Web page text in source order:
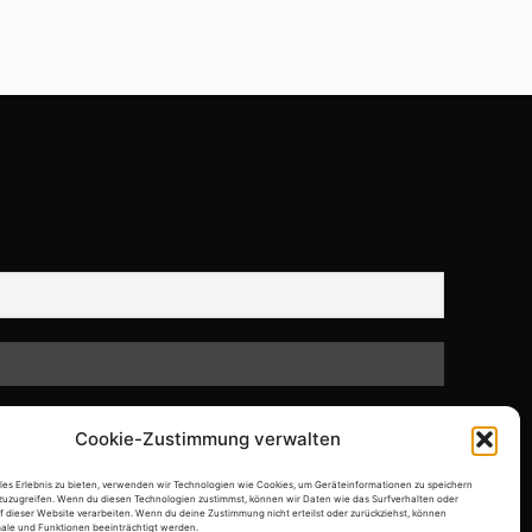
Cookie-Zustimmung verwalten
Erlebnis zu bieten, verwenden wir Technologien wie Cookies, um Geräteinformationen zu speichern
Wenn du diesen Technologien zustimmst, können wir Daten wie das Surfverhalten oder
dieser Website verarbeiten. Wenn du deine Zustimmung nicht erteilst oder zurückziehst, können
und Funktionen beeinträchtigt werden.